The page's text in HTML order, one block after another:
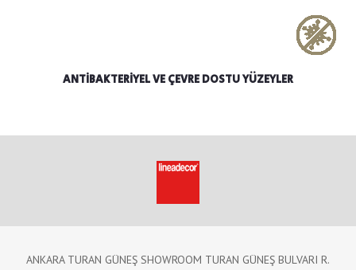
ANTİBAKTERİYEL VE ÇEVRE DOSTU YÜZEYLER
ANKARA TURAN GÜNEŞ SHOWROOM TURAN GÜNEŞ BULVARI R.